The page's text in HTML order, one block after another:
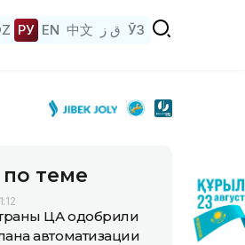
РУ EN 中文 ق ز ЎЗ
теме
ЦА одобрили
автоматизации